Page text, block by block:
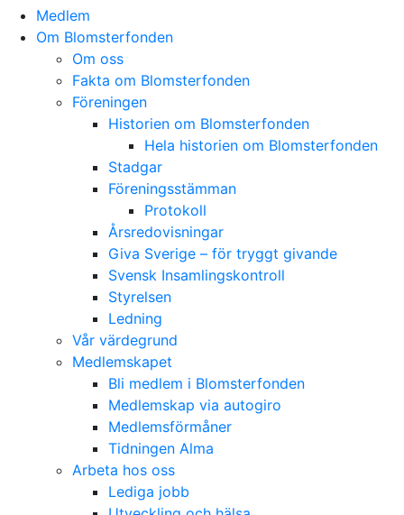
Medlem
Om Blomsterfonden
Om oss
Fakta om Blomsterfonden
Föreningen
Historien om Blomsterfonden
Hela historien om Blomsterfonden
Stadgar
Föreningsstämman
Protokoll
Årsredovisningar
Giva Sverige – för tryggt givande
Svensk Insamlingskontroll
Styrelsen
Ledning
Vår värdegrund
Medlemskapet
Bli medlem i Blomsterfonden
Medlemskap via autogiro
Medlemsförmåner
Tidningen Alma
Arbeta hos oss
Lediga jobb